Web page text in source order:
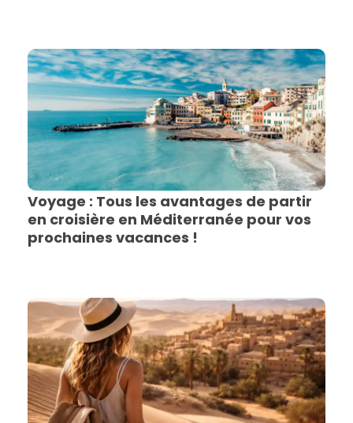
Voyage : Tous les avantages de partir
en croisière en Méditerranée pour vos
prochaines vacances !